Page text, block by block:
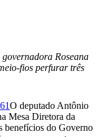
Roseana
fios perfurar três
O deputado Antônio
Mesa Diretora da
benefícios do Governo